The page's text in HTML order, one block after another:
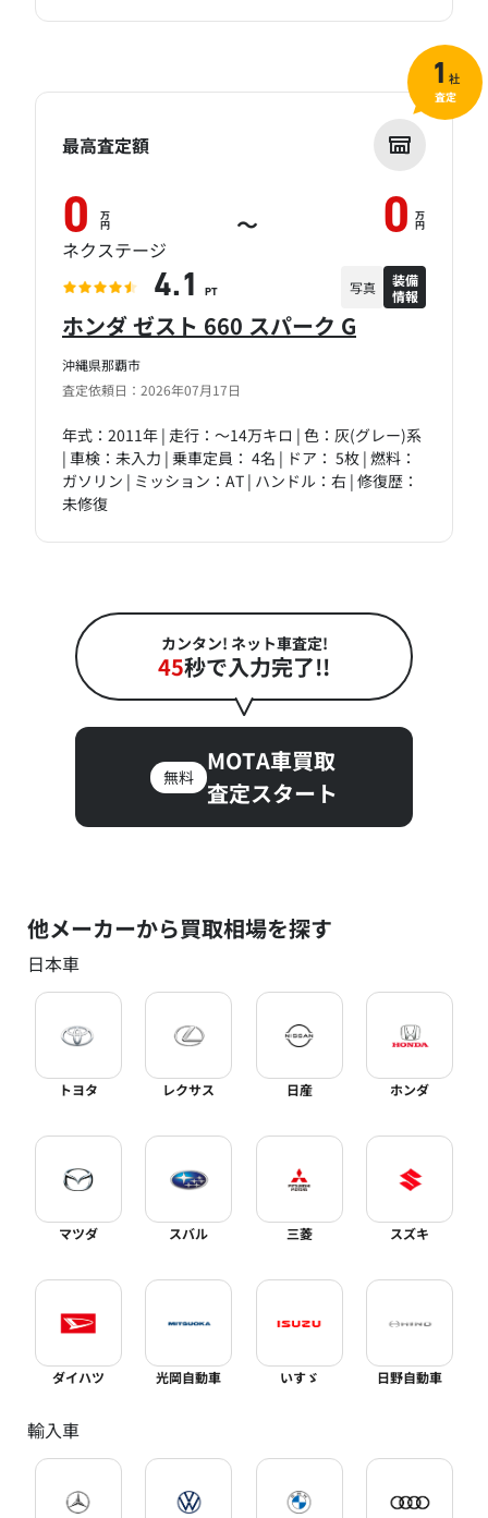
沖縄県那覇市
査定依頼日：2026年07月17日
ホンダ ゼスト 660 スパーク G
年式：2011年 | 走行：～14万キロ | 色：灰(グレー)系
| 車検：未入力 | 乗車定員： 4名 | ドア： 5枚 | 燃料：
ガソリン | ミッション：AT | ハンドル：右 | 修復歴：
未修復
最高査定額
0 万
円 ～ 0 万
円
ネクステージ
4.1 PT 写真
装備
情報
1 社
査定
カンタン! ネット車査定!
45秒で入力完了!!
無料
MOTA車買取
査定スタート
他メーカーから買取相場を探す
日本車
トヨタ レクサス 日産 ホンダ
マツダ スバル 三菱 スズキ
ダイハツ 光岡自動車 いすゞ 日野自動車
輸入車